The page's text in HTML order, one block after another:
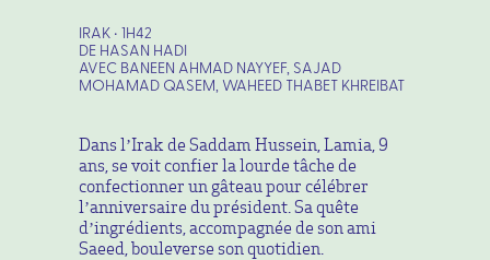
IRAK • 1H42
DE HASAN HADI
AVEC BANEEN AHMAD NAYYEF, SAJAD
MOHAMAD QASEM, WAHEED THABET KHREIBAT
Dans l’Irak de Saddam Hussein, Lamia, 9
ans, se voit confier la lourde tâche de
confectionner un gâteau pour célébrer
l’anniversaire du président. Sa quête
d’ingrédients, accompagnée de son ami
Saeed, bouleverse son quotidien.